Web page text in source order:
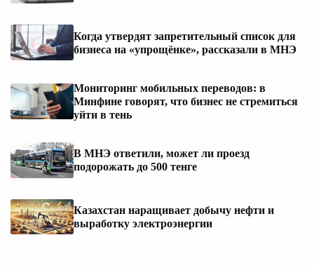
Когда утвердят запретительный список для
бизнеса на «упрощёнке», рассказали в МНЭ
Мониторинг мобильных переводов: в
Минфине говорят, что бизнес не стремиться
уйти в тень
В МНЭ ответили, может ли проезд
подорожать до 500 тенге
Казахстан наращивает добычу нефти и
выработку электроэнергии